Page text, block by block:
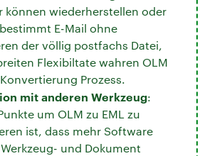
können wiederherstellen oder
E-Mail ohne
der völlig postfachs Datei,
Flexibiltate wahren OLM
Prozess.
mit anderen Werkzeug:
um OLM zu EML zu
ist, dass mehr Software
und Dokument